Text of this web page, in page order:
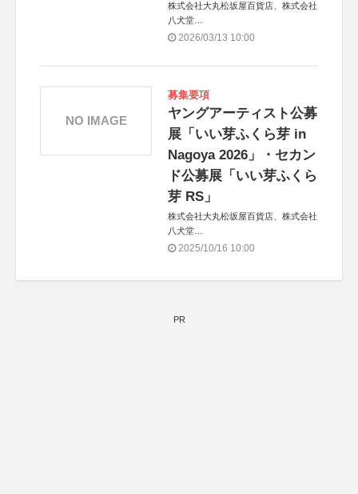
株式会社大丸松坂屋百貨店、株式会社
八犬堂
2026/03/13 10:00
募集要項
ヤングアーティスト公募
展「いい芽ふくら芽 in
Nagoya 2026」・セカン
ド公募展「いい芽ふくら
芽 RS」
株式会社大丸松坂屋百貨店、株式会社
八犬堂
株式会社artkake（アトカケ）
2025/10/16 10:00
NO IMAGE
PR